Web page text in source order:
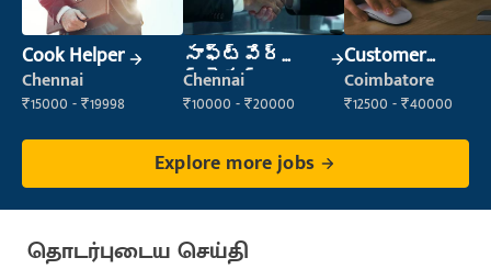
Cook Helper
Chennai
₹15000 - ₹19998
సాఫ్ట్‌వేర్
ట్రైనర్
Chennai
₹10000 - ₹20000
Customer
Support Officer
Coimbatore
₹12500 - ₹40000
Explore more jobs
தொடர்புடைய செய்தி